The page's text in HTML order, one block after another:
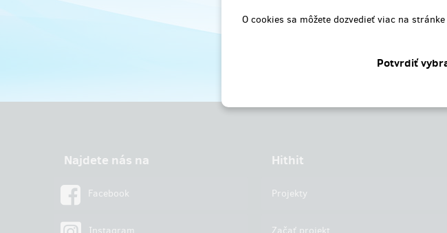
O cookies sa môžete dozvedieť viac na stránke
Najdete nás na
Facebook
Hithit
Projekty